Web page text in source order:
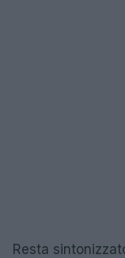
Resta